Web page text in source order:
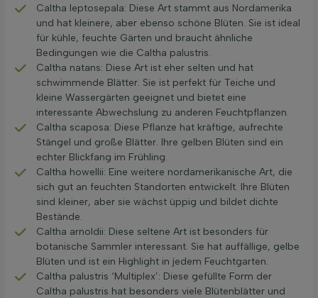
Caltha leptosepala: Diese Art stammt aus Nordamerika
und hat kleinere, aber ebenso schöne Blüten. Sie ist ideal
für kühle, feuchte Gärten und braucht ähnliche
Bedingungen wie die Caltha palustris.
Caltha natans: Diese Art ist eher selten und hat
schwimmende Blätter. Sie ist perfekt für Teiche und
kleine Wassergärten geeignet und bietet eine
interessante Abwechslung zu anderen Feuchtpflanzen.
Caltha scaposa: Diese Pflanze hat kräftige, aufrechte
Stängel und große Blätter. Ihre gelben Blüten sind ein
echter Blickfang im Frühling.
Caltha howellii: Eine weitere nordamerikanische Art, die
sich gut an feuchten Standorten entwickelt. Ihre Blüten
sind kleiner, aber sie wächst üppig und bildet dichte
Bestände.
Caltha arnoldii: Diese seltene Art ist besonders für
botanische Sammler interessant. Sie hat auffällige, gelbe
Blüten und ist ein Highlight in jedem Feuchtgarten.
Caltha palustris ‘Multiplex’: Diese gefüllte Form der
Caltha palustris hat besonders viele Blütenblätter und